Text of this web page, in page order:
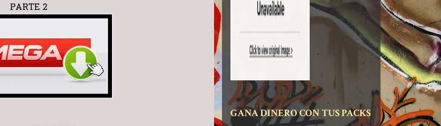
PARTE 2
GANA DINERO CON TUS PACKS